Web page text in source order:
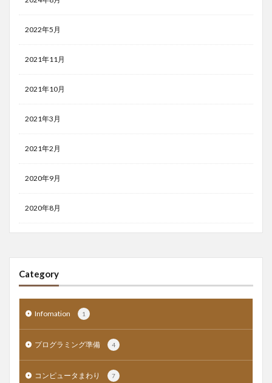
2022年5月
2021年11月
2021年10月
2021年3月
2021年2月
2020年9月
2020年8月
Category
Infomation 1
プログラミング準備 4
コンピュータまわり 7